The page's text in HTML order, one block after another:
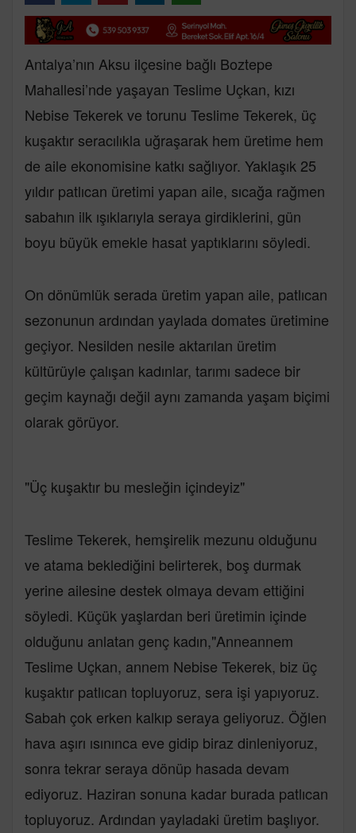
Antalya’nın Aksu ilçesine bağlı Boztepe
Mahallesi’nde yaşayan Teslime Uçkan, kızı
Nebise Tekerek ve torunu Teslime Tekerek, üç
kuşaktır seracılıkla uğraşarak hem üretime hem
de aile ekonomisine katkı sağlıyor. Yaklaşık 25
yıldır patlıcan üretimi yapan aile, sıcağa rağmen
sabahın ilk ışıklarıyla seraya girdiklerini, gün
boyu büyük emekle hasat yaptıklarını söyledi.
On dönümlük serada üretim yapan aile, patlıcan
sezonunun ardından yaylada domates üretimine
geçiyor. Nesilden nesile aktarılan üretim
kültürüyle çalışan kadınlar, tarımı sadece bir
geçim kaynağı değil aynı zamanda yaşam biçimi
olarak görüyor.
"Üç kuşaktır bu mesleğin içindeyiz"
Teslime Tekerek, hemşirelik mezunu olduğunu
ve atama beklediğini belirterek, boş durmak
yerine ailesine destek olmaya devam ettiğini
söyledi. Küçük yaşlardan beri üretimin içinde
olduğunu anlatan genç kadın,"Anneannem
Teslime Uçkan, annem Nebise Tekerek, biz üç
kuşaktır patlıcan topluyoruz, sera işi yapıyoruz.
Sabah çok erken kalkıp seraya geliyoruz. Öğlen
hava aşırı ısınınca eve gidip biraz dinleniyoruz,
sonra tekrar seraya dönüp hasada devam
ediyoruz. Haziran sonuna kadar burada patlıcan
topluyoruz. Ardından yayladaki üretim başlıyor.